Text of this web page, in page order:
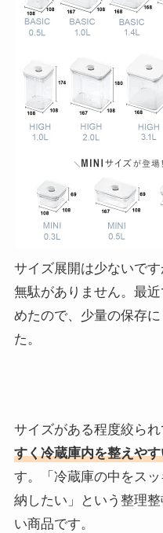
サイズ展開は少ないで
無駄がありません。最
めたので、少量の保存
た。
サイズがある程度絞られ
すく冷蔵庫内を整えや
す。「冷蔵庫の中をス
納したい」という整理
い商品です。